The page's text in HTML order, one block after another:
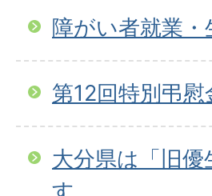
障がい者就業
第12回特別弔
大分県は「旧
す